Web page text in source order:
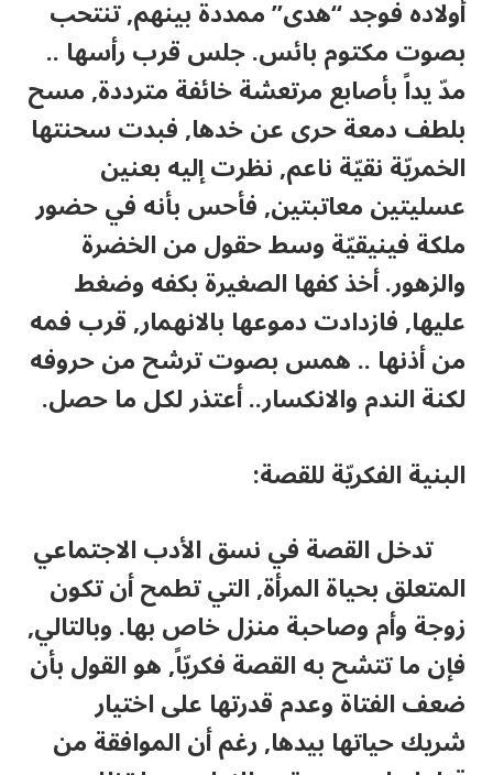
أولاده فوجد “هدى” ممددة بينهم, تنتحب
بصوت مكتوم بائس. جلس قرب رأسها ..
مدّ يداً بأصابع مرتعشة خائفة مترددة, مسح
بلطف دمعة حرى عن خدها, فبدت سحنتها
الخمريّة نقيّة ناعم, نظرت إليه بعنين
عسليتين معاتبتين, فأحس بأنه في حضور
ملكة فينيقيّة وسط حقول من الخضرة
والزهور. أخذ كفها الصغيرة بكفه وضغط
عليها, فازدادت دموعها بالانهمار, قرب فمه
من أذنها .. همس بصوت ترشح من حروفه
لكنة الندم والانكسار.. أعتذر لكل ما حصل.
البنية الفكريّة للقصة:
تدخل القصة في نسق الأدب الاجتماعي
المتعلق بحياة المرأة, التي تطمح أن تكون
زوجة وأم وصاحبة منزل خاص بها. وبالتالي,
فإن ما تتشح به القصة فكريّاً, هو القول بأن
ضعف الفتاة وعدم قدرتها على اختيار
شريك حياتها بيدها, رغم أن الموافقة من